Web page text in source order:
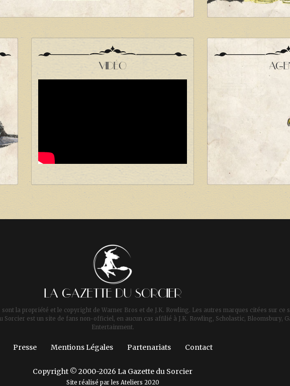
VIDÉO
LA GAZETTE DU SORCIER
la propriété et le copyright de Warner Bros et de J.K. Rowling. Les autres marques citées sur ce
est un site de fans non-officiel, en aucun cas affilié à J.K. Rowling, Scholastic, Bloomsbury,
Entertainment.
Presse Mentions Légales Partenariats Contact
Copyright © 2000-2026 La Gazette du Sorcier
Site réalisé par les Ateliers 2020